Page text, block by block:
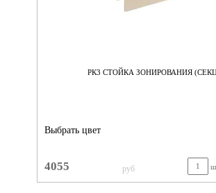
РК3 СТОЙКА ЗОНИРОВАНИЯ
Выбрать цвет
4055 руб